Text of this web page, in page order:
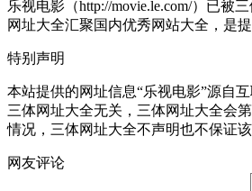
乐视电影（http://movie.le.com/）已被
网址大全汇聚国内优秀网站大全，是
特别声明
本站提供的网址信息“乐视电影”源自
三体网址大全无关，三体网址大全会
情况，三体网址大全不声明也不保证
网友评论